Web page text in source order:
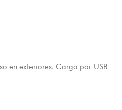
en exteriores. Carga por USB